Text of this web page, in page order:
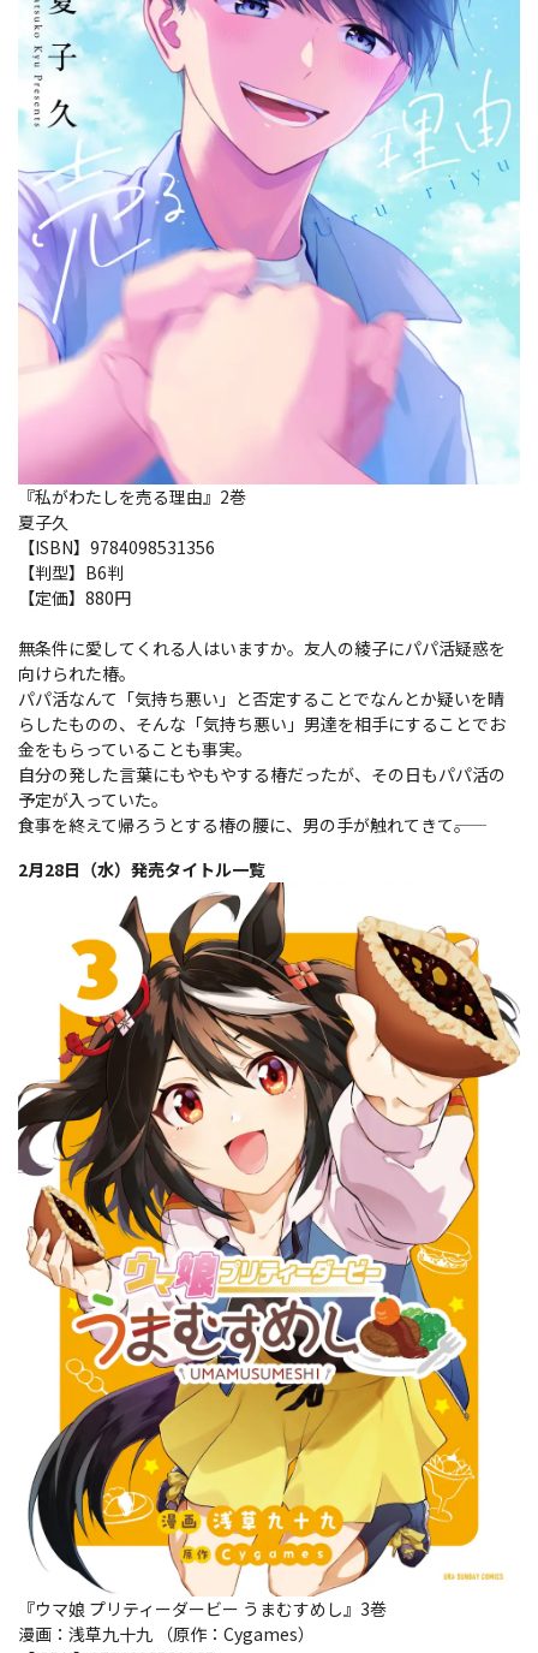
『私がわたしを売る理由』2巻
夏子久
【ISBN】9784098531356
【判型】B6判
【定価】880円
無条件に愛してくれる人はいますか。友人の綾子にパパ活疑惑を
向けられた椿。
パパ活なんて「気持ち悪い」と否定することでなんとか疑いを晴
らしたものの、そんな「気持ち悪い」男達を相手にすることでお
金をもらっていることも事実。
自分の発した言葉にもやもやする椿だったが、その日もパパ活の
予定が入っていた。
食事を終えて帰ろうとする椿の腰に、男の手が触れてきて――。
2月28日（水）発売タイトル一覧
『ウマ娘 プリティーダービー うまむすめし』3巻
漫画：浅草九十九 （原作：Cygames）